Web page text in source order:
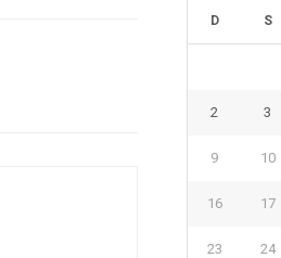
D S
2 3
9 10
16 17
23 24